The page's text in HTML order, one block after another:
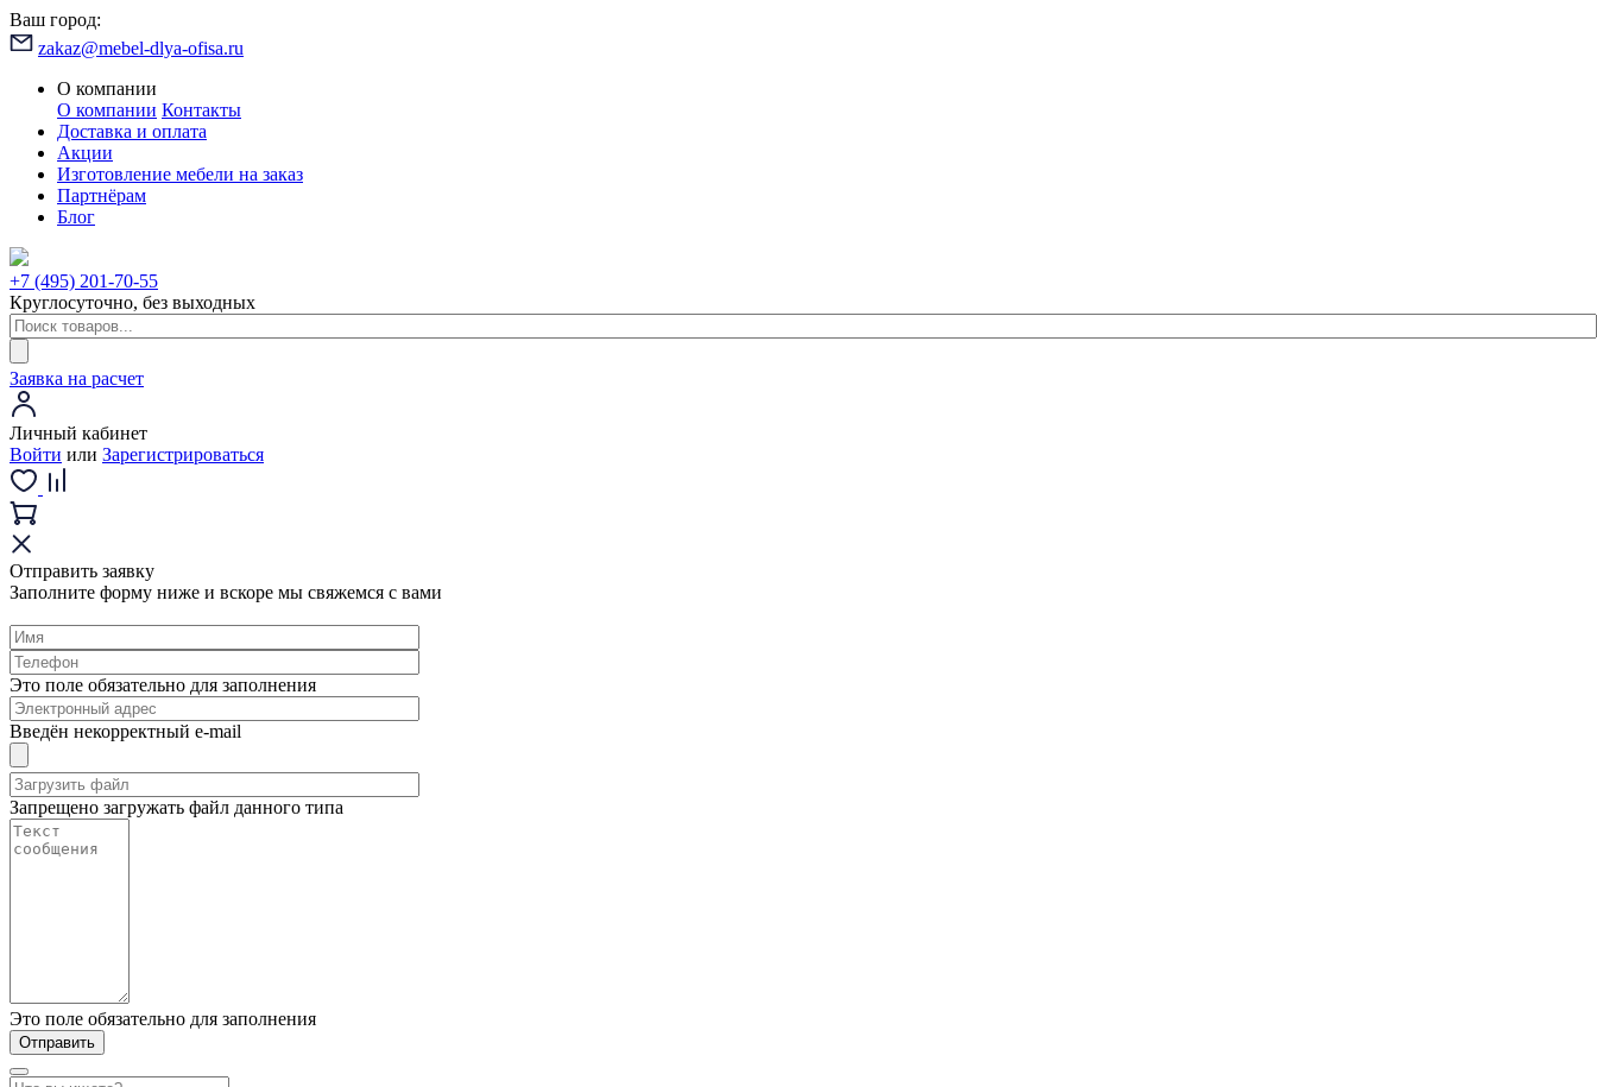
Ваш город:
zakaz@mebel-dlya-ofisa.ru
О компании
О компании Контакты
Доставка и оплата
Акции
Изготовление мебели на заказ
Партнёрам
Блог
+7 (495) 201-70-55
Круглосуточно, без выходных
Заявка на расчет
Личный кабинет
Войти или Зарегистрироваться
Отправить заявку
Заполните форму ниже и вскоре мы свяжемся с вами
Это поле обязательно для заполнения
Введён некорректный e-mail
Запрещено загружать файл данного типа
Это поле обязательно для заполнения